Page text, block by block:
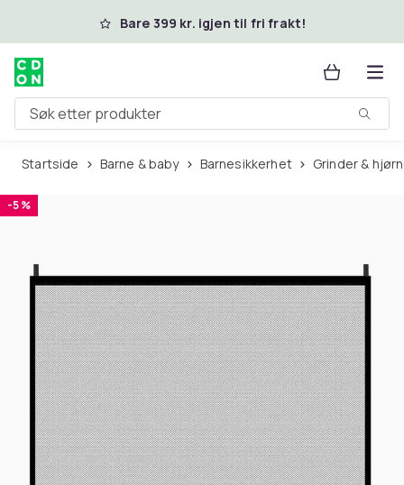
Hopp til hovedinnholdBare 399 kr. igjen til fri frakt!
Søk etter produkter
Startside Barne & baby Barnesikkerhet Grinder &
-5 %